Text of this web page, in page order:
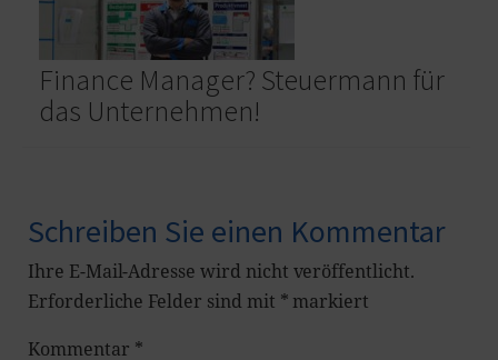
Finance Manager? Steuermann für
das Unternehmen!
Schreiben Sie einen Kommentar
Ihre E-Mail-Adresse wird nicht veröffentlicht.
Erforderliche Felder sind mit * markiert
Kommentar *